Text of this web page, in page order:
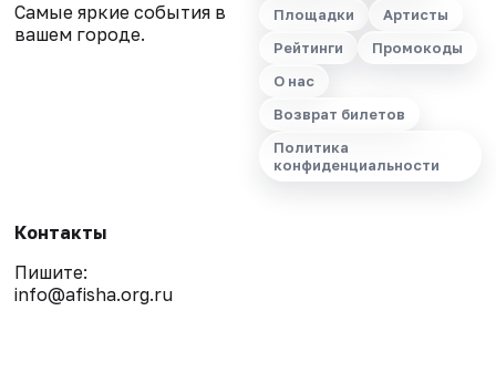
Самые яркие события в
вашем городе.
Площадки
Артисты
Рейтинги
Промокоды
О нас
Возврат билетов
Политика
конфиденциальности
Контакты
Пишите:
info@afisha.org.ru